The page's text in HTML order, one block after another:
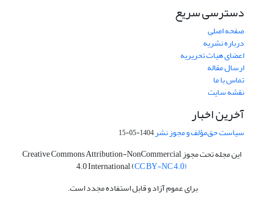
دسترسی سریع
صفحه اصلی
درباره نشریه
اعضای هیات تحریریه
ارسال مقاله
تماس با ما
نقشه سایت
آخرین اخبار
سیاست حق‌مؤلف و مجوز نشر1404-05-15
این مجله تحت مجوز Creative Commons Attribution-NonCommercial
4.0 International (CC BY-NC 4.0)
برای عموم آزاد و قابل استفاده مجدد است.